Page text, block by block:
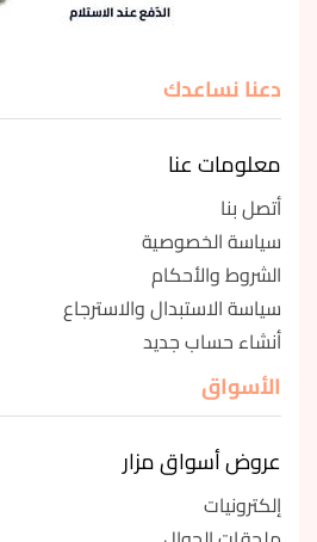
دعنا نساعدك
معلومات عنا
أتصل بنا
سياسة الخصوصية
الشروط والأحكام
سياسة الاستبدال والاسترجاع
أنشاء حساب جديد
الأسواق
عروض أسواق مزار
إلكترونيات